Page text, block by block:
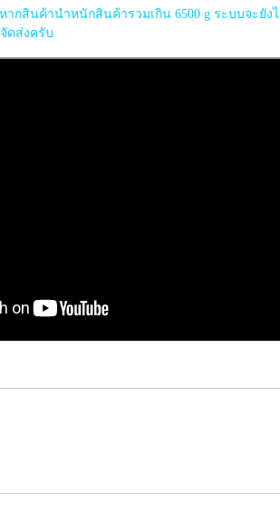
สินค้านำหนักสินค้ารวมเกิน 6500 g ระบบจะยัง
ดส่งครับ